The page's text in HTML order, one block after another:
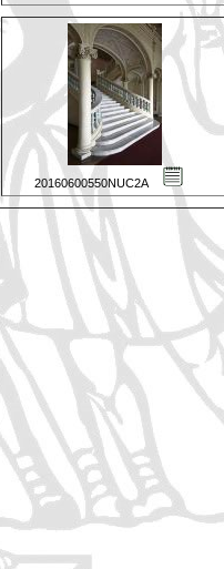
20160600550NUC2A